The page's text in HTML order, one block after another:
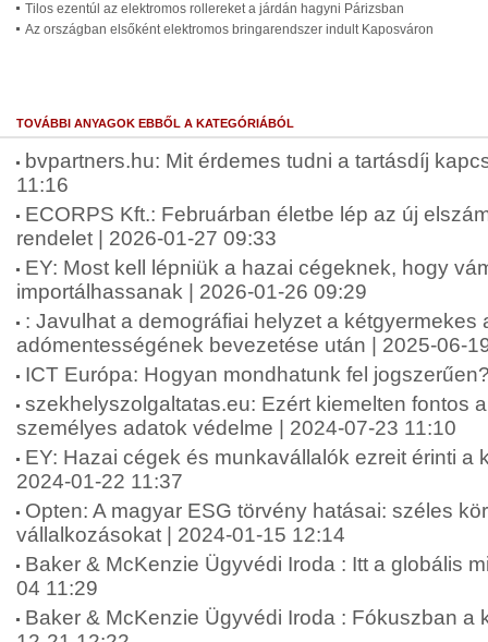
Tilos ezentúl az elektromos rollereket a járdán hagyni Párizsban
Az országban elsőként elektromos bringarendszer indult Kaposváron
TOVÁBBI ANYAGOK EBBŐL A KATEGÓRIÁBÓL
bvpartners.hu: Mit érdemes tudni a tartásdíj
11:16
ECORPS Kft.: Februárban életbe lép az új
rendelet | 2026-01-27 09:33
EY: Most kell lépniük a hazai cégeknek, hogy
importálhassanak | 2026-01-26 09:29
: Javulhat a demográfiai helyzet a kétgyermekes
adómentességének bevezetése után | 2025-06-
ICT Európa: Hogyan mondhatunk fel
szekhelyszolgaltatas.eu: Ezért kiemelten fontos
személyes adatok védelme | 2024-07-23 11:10
EY: Hazai cégek és munkavállalók ezreit érinti a
2024-01-22 11:37
Opten: A magyar ESG törvény hatásai: széles
vállalkozásokat | 2024-01-15 12:14
Baker & McKenzie Ügyvédi Iroda : Itt a globális
04 11:29
Baker & McKenzie Ügyvédi Iroda : Fókuszban a